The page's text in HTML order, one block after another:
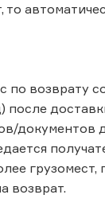
возврату
возврат.